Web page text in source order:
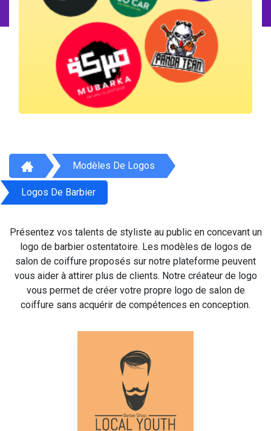
Modèles De Logos
Logos De Barbier
Présentez vos talents de styliste au public en concevant un
logo de barbier ostentatoire. Les modèles de logos de
salon de coiffure proposés sur notre plateforme peuvent
vous aider à attirer plus de clients. Notre créateur de logo
vous permet de créer votre propre logo de salon de
coiffure sans acquérir de compétences en conception.